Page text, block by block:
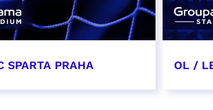
SPARTA PRAHA OL /